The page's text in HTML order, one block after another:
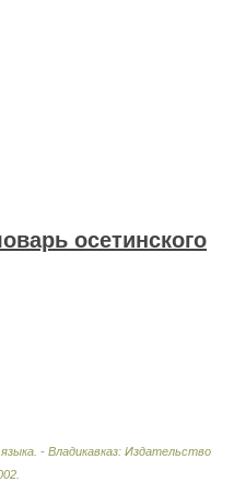
осетинского
- Владикавказ: Издательство